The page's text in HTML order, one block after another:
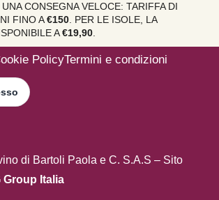
CONSEGNA VELOCE: TARIFFA DI
FINO A€150. PER LE ISOLE, LA
A€19,90.
PolicyTermini e condizioni
di Bartoli Paola e C. S.A.S – Sito
Group Italia